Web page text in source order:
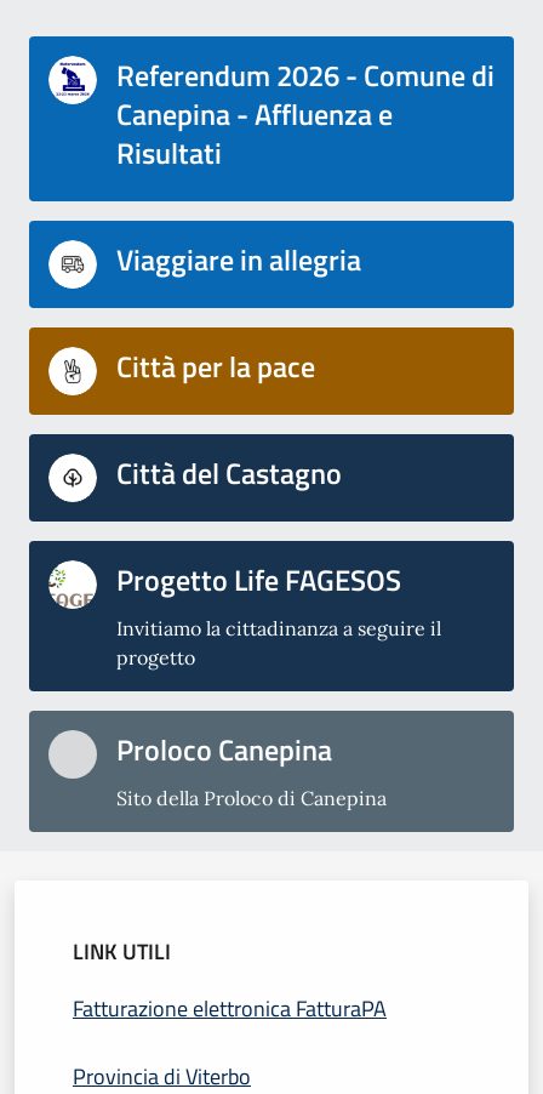
Referendum 2026 - Comune di
Canepina - Affluenza e
Risultati
Viaggiare in allegria
Città per la pace
Città del Castagno
Progetto Life FAGESOS
Invitiamo la cittadinanza a seguire il
progetto
Proloco Canepina
Sito della Proloco di Canepina
LINK UTILI
Fatturazione elettronica FatturaPA
Provincia di Viterbo